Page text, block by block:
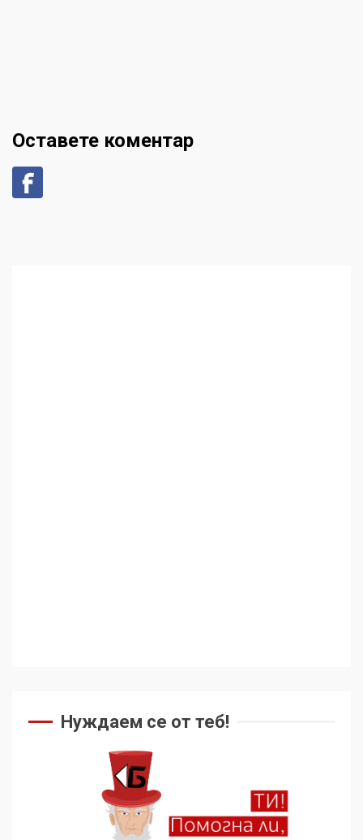
Оставете коментар
Нуждаем се от теб!
136 страни в ООН
подкрепиха Куба, България
избра да е сред 30
„въздържали се“